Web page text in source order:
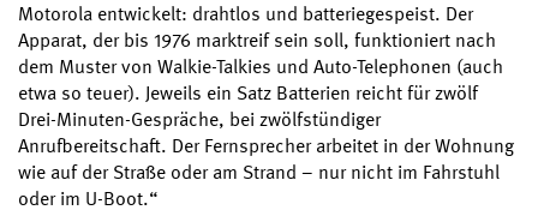
Motorola entwickelt: drahtlos und batteriegespeist. Der
Apparat, der bis 1976 marktreif sein soll, funktioniert nach
dem Muster von Walkie-Talkies und Auto-Telephonen (auch
etwa so teuer). Jeweils ein Satz Batterien reicht für zwölf
Drei-Minuten-Gespräche, bei zwölfstündiger
Anrufbereitschaft. Der Fernsprecher arbeitet in der Wohnung
wie auf der Straße oder am Strand – nur nicht im Fahrstuhl
oder im U-Boot.“